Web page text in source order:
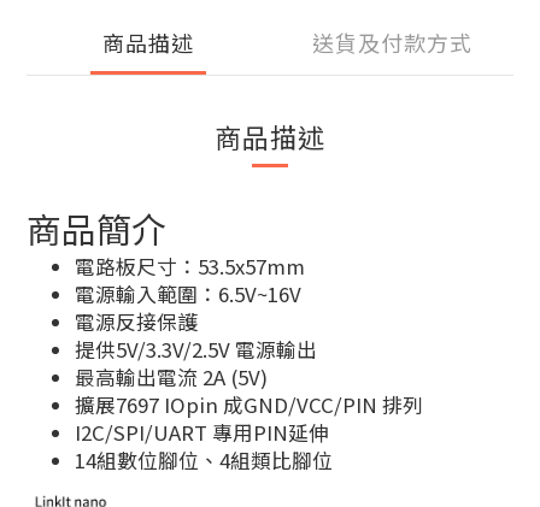
商品描述 送貨及付款方式
商品描述
商品簡介
電路板尺寸：53.5x57mm
電源輸入範圍：6.5V~16V
電源反接保護
提供5V/3.3V/2.5V 電源輸出
最高輸出電流 2A (5V)
擴展7697 IOpin 成GND/VCC/PIN 排列
I2C/SPI/UART 專用PIN延伸
14組數位腳位、4組類比腳位